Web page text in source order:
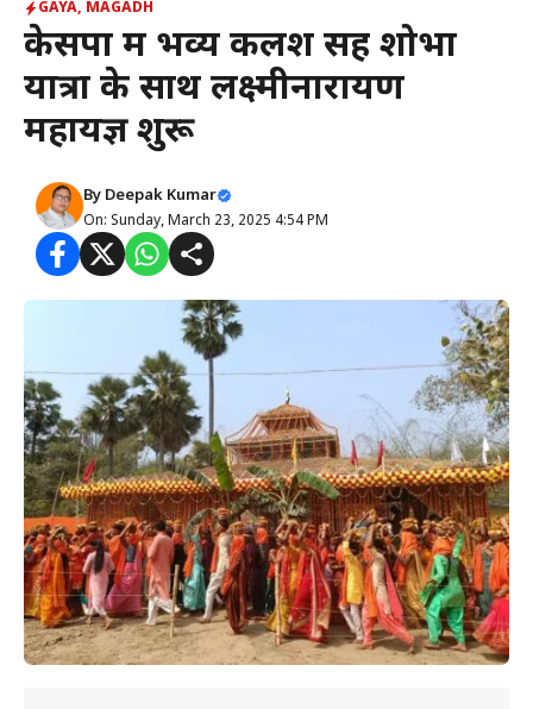
GAYA, MAGADH
केसपा में भव्य कलश सह शोभा
यात्रा के साथ लक्ष्मीनारायण
महायज्ञ शुरू
By Deepak Kumar
On: Sunday, March 23, 2025 4:54 PM